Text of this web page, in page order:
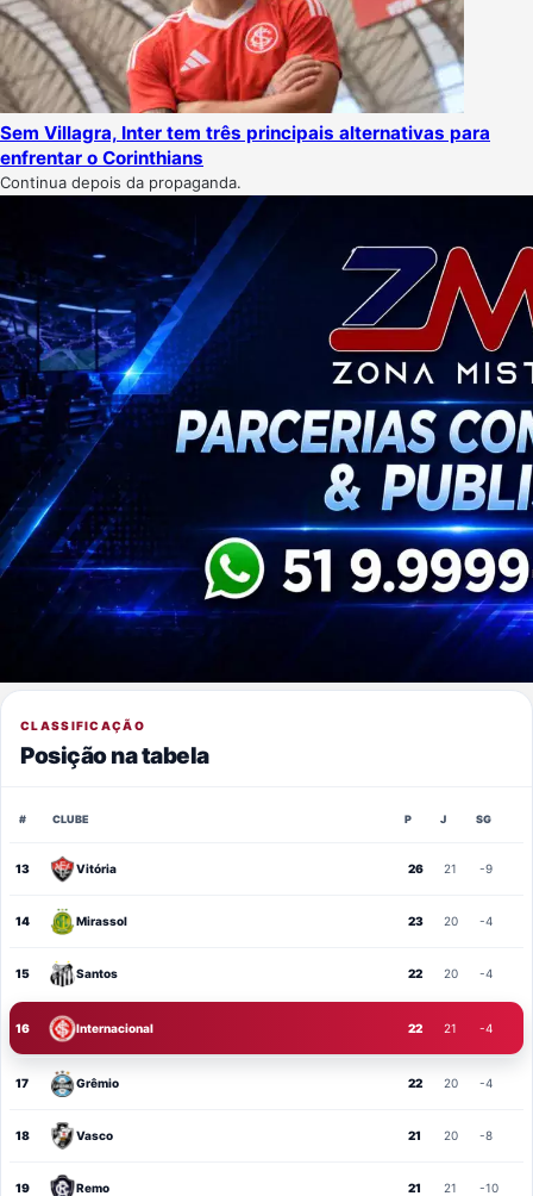
Sem Villagra, Inter tem três principais alternativas para
enfrentar o Corinthians
Continua depois da propaganda.
CLASSIFICAÇÃO
Posição na tabela
# CLUBE P J SG
13 Vitória 26 21 -9
14 Mirassol 23 20 -4
15 Santos 22 20 -4
16 Internacional 22 21 -4
17 Grêmio 22 20 -4
18 Vasco 21 20 -8
19 Remo 21 21 -10